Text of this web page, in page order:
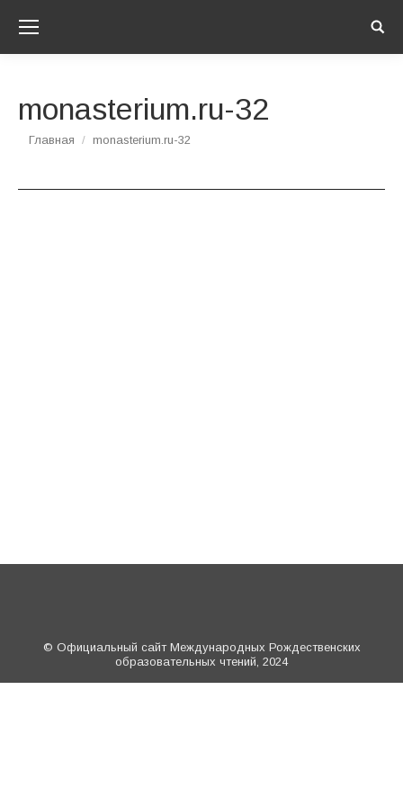
monasterium.ru-32
Вы здесь:
Главная monasterium.ru-32
© Официальный сайт Международных Рождественских
образовательных чтений, 2024